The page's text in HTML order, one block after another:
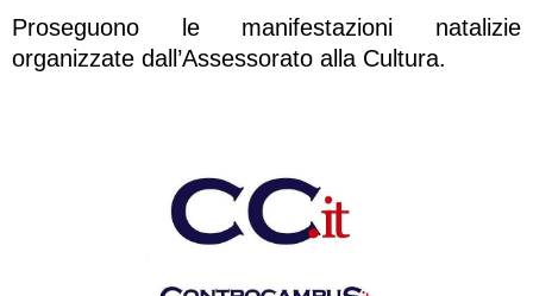
Proseguono le manifestazioni natalizie
organizzate dall’Assessorato alla Cultura.